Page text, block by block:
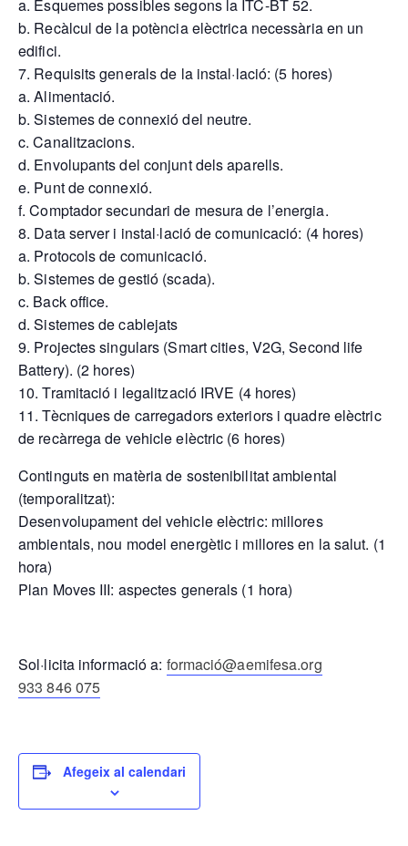
a. Esquemes possibles segons la ITC-BT 52.
b. Recàlcul de la potència elèctrica necessària en un
edifici.
7. Requisits generals de la instal·lació: (5 hores)
a. Alimentació.
b. Sistemes de connexió del neutre.
c. Canalitzacions.
d. Envolupants del conjunt dels aparells.
e. Punt de connexió.
f. Comptador secundari de mesura de l’energia.
8. Data server i instal·lació de comunicació: (4 hores)
a. Protocols de comunicació.
b. Sistemes de gestió (scada).
c. Back office.
d. Sistemes de cablejats
9. Projectes singulars (Smart cities, V2G, Second life
Battery). (2 hores)
10. Tramitació i legalització IRVE (4 hores)
11. Tècniques de carregadors exteriors i quadre elèctric
de recàrrega de vehicle elèctric (6 hores)
Continguts en matèria de sostenibilitat ambiental
(temporalitzat):
Desenvolupament del vehicle elèctric: millores
ambientals, nou model energètic i millores en la salut. (1
hora)
Plan Moves III: aspectes generals (1 hora)
Sol·licita informació a: formació@aemifesa.org
933 846 075
Afegeix al calendari